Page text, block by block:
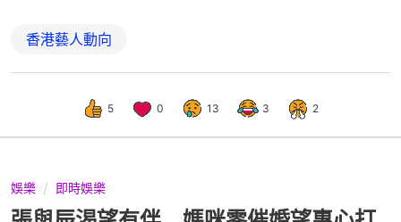
香港藝人動向
5 0 13 3 2
娛樂 即時娛樂